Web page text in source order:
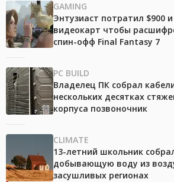
GAMING
Энтузиаст потратил $900
видеокарт чтобы
спин-офф Final Fantasy 7
PC BUILD
Владелец ПК собрал
нескольких десятках
корпуса позвоночник
CLIMATE
13-летний школьник
добывающую воду из
засушливых регионах